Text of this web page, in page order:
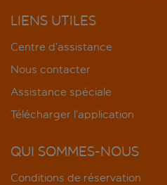
LIENS UTILES
Centre d’assistance
Nous contacter
Assistance spéciale
Télécharger l’application
QUI SOMMES-NOUS
Conditions de réservation